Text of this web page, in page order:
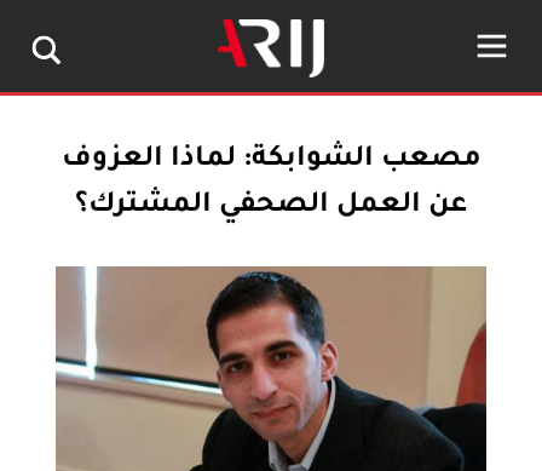
مصعب الشوابكة: لماذا العزوف
عن العمل الصحفي المشترك؟